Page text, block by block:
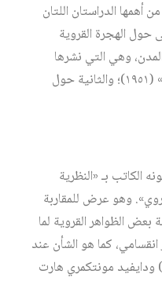
أهمها الدراستان اللتان
١٩٤٩ – ١٩٥١، الأولى حول الهجرة القروية
وهي التي نشرها
بعنوان: «ميلاد البروليتاريا المغربية» (١٩٥١)؛ والثانية حول
الكاتب بـ «النظرية
وهو عرض للمقاربة
الظواهر القروية لما
كما هو الشأن عند
إرنست اندريه غيلنر (١٩٢٥ – ١٩٩٥) ودايفيد مونتكمري هارت